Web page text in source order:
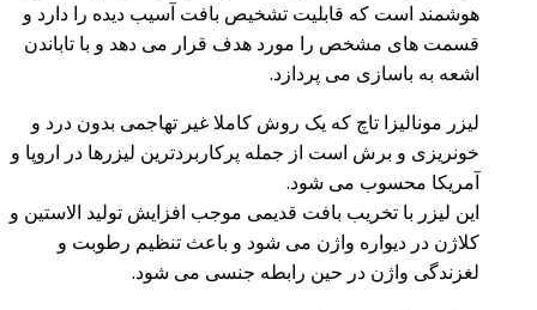
هوشمند است که قابلیت تشخیص بافت آسیب دیده را دارد و
قسمت های مشخص را مورد هدف قرار می دهد و با تاباندن
اشعه به باسازی می پردازد.
لیزر مونالیزا تاچ که یک روش کاملا غیر تهاجمی بدون درد و
خونریزی و برش است از جمله پرکاربردترین لیزرها در اروپا و
آمریکا محسوب می شود.
این لیزر با تخریب بافت قدیمی موجب افزایش تولید الاستین و
کلاژن در دیواره واژن می شود و باعث تنظیم رطوبت و
لغزندگی واژن در حین رابطه جنسی می شود.